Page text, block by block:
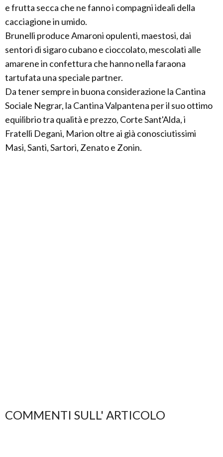
e frutta secca che ne fanno i compagni ideali della
cacciagione in umido.
Brunelli produce Amaroni opulenti, maestosi, dai
sentori di sigaro cubano e cioccolato, mescolati alle
amarene in confettura che hanno nella faraona
tartufata una speciale partner.
Da tener sempre in buona considerazione la Cantina
Sociale Negrar, la Cantina Valpantena per il suo ottimo
equilibrio tra qualità e prezzo, Corte Sant'Alda, i
Fratelli Degani, Marion oltre ai già conosciutissimi
Masi, Santi, Sartori, Zenato e Zonin.
COMMENTI SULL' ARTICOLO